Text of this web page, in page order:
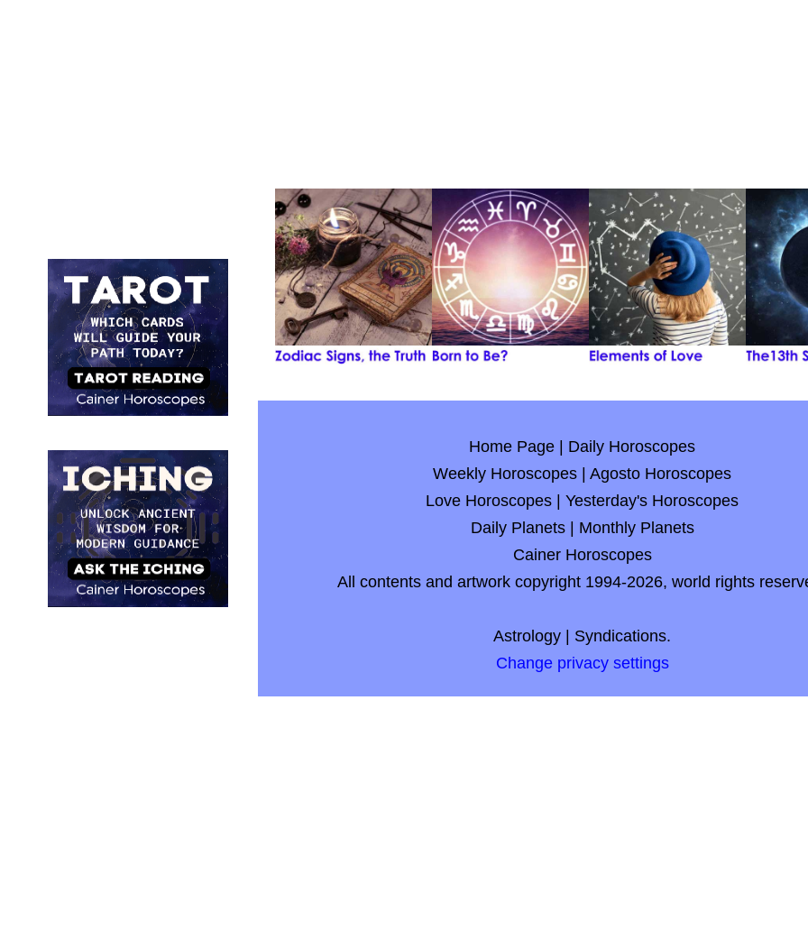
Home Page
Daily Horoscopes
Weekly Horoscopes
Agosto Horoscopes
Love Horoscopes
Yesterday's Horoscopes
Daily Planets| Monthly Planets
Cainer Horoscopes
All contents and artwork copyright 1994-2026, world rights
Astrology
Syndications.
Change privacy settings